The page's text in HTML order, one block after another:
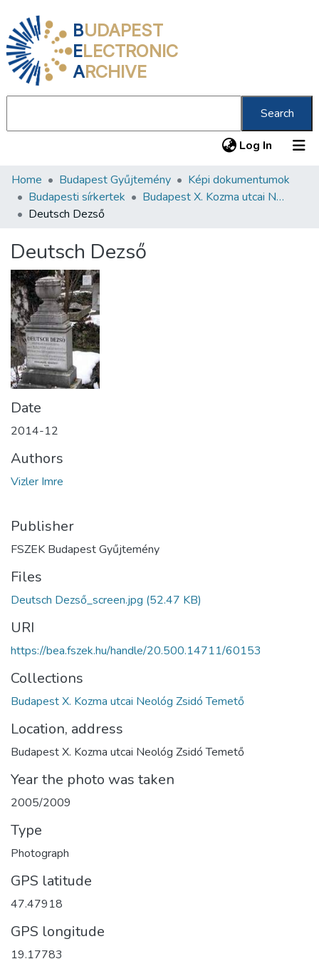
BUDAPEST
ELECTRONIC
ARCHIVE
Search
Log In (current)
Communities & Collections
All of DSpace
About us
Home Budapest Gyűjtemény
Képi dokumentumok
Budapesti sírkertek
Budapest X. Kozma utcai Neológ Zsidó Temető
Deutsch Dezső
Deutsch Dezső
Date
2014-12
Authors
Vizler Imre
Publisher
FSZEK Budapest Gyűjtemény
Files
Deutsch Dezső_screen.jpg (52.47 KB)
URI
https://bea.fszek.hu/handle/20.500.14711/60153
Collections
Budapest X. Kozma utcai Neológ Zsidó Temető
Location, address
Budapest X. Kozma utcai Neológ Zsidó Temető
Year the photo was taken
2005/2009
Type
Photograph
GPS latitude
47.47918
GPS longitude
19.17783